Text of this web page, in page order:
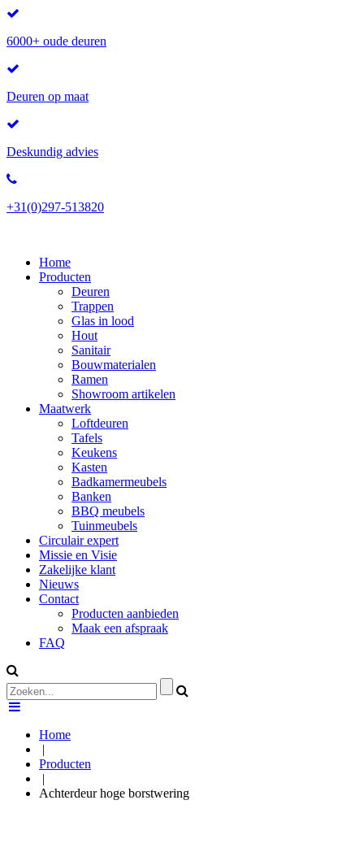
6000+ oude deuren
Deuren op maat
Deskundig advies
+31(0)297-513820
Home
Producten
Deuren
Trappen
Glas in lood
Hout
Sanitair
Bouwmaterialen
Ramen
Showroom artikelen
Maatwerk
Loftdeuren
Tafels
Keukens
Kasten
Badkamermeubels
Banken
BBQ meubels
Tuinmeubels
Circulair expert
Missie en Visie
Zakelijke klant
Nieuws
Contact
Producten aanbieden
Maak een afspraak
FAQ
Home
|
Producten
|
Achterdeur hoge borstwering